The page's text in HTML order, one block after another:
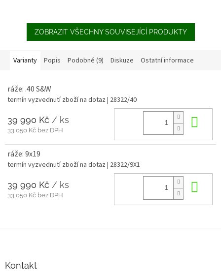
ZOBRAZIT VŠECHNY SOUVISEJÍCÍ PRODUKTY
Varianty Popis Podobné (9) Diskuze Ostatní informace
ráže: .40 S&W
termín vyzvednutí zboží na dotaz | 28322/40
39 990 Kč / ks
33 050 Kč bez DPH
ráže: 9x19
termín vyzvednutí zboží na dotaz | 28322/9X1
39 990 Kč / ks
33 050 Kč bez DPH
Kontakt